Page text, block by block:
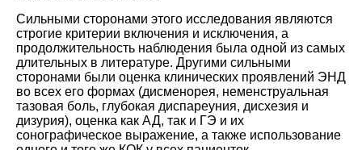
Сильными сторонами этого исследования являются
строгие критерии включения и исключения, а
продолжительность наблюдения была одной из самых
длительных в литературе. Другими сильными
сторонами были оценка клинических проявлений ЭНД
во всех его формах (дисменорея, неменструальная
тазовая боль, глубокая диспареуния, дисхезия и
дизурия), оценка как АД, так и ГЭ и их
сонографическое выражение, а также использование